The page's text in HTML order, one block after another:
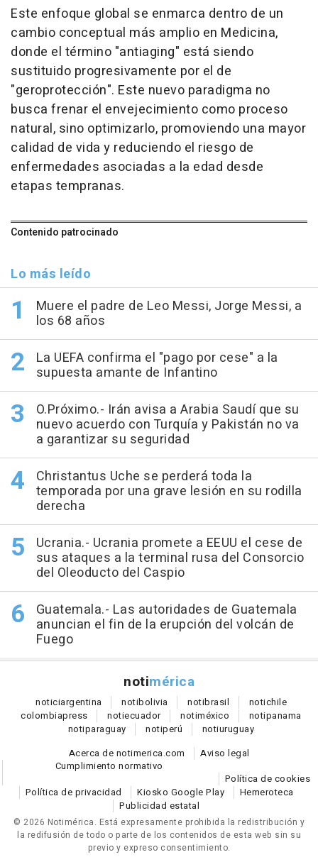
Este enfoque global se enmarca dentro de un
cambio conceptual más amplio en Medicina,
donde el término "antiaging" está siendo
sustituido progresivamente por el de
"geroprotección". Este nuevo paradigma no
busca frenar el envejecimiento como proceso
natural, sino optimizarlo, promoviendo una mayor
calidad de vida y reduciendo el riesgo de
enfermedades asociadas a la edad desde
etapas tempranas.
Contenido patrocinado
Lo más leído
Muere el padre de Leo Messi, Jorge Messi, a
los 68 años
La UEFA confirma el "pago por cese" a la
supuesta amante de Infantino
O.Próximo.- Irán avisa a Arabia Saudí que su
nuevo acuerdo con Turquía y Pakistán no va
a garantizar su seguridad
Christantus Uche se perderá toda la
temporada por una grave lesión en su rodilla
derecha
Ucrania.- Ucrania promete a EEUU el cese de
sus ataques a la terminal rusa del Consorcio
del Oleoducto del Caspio
Guatemala.- Las autoridades de Guatemala
anuncian el fin de la erupción del volcán de
Fuego
notimérica
noticiargentina notibolivia notibrasil notichile
colombiapress notiecuador notiméxico notipanama
notiparaguay notiperú notiuruguay
Acerca de notimerica.com
Aviso legal
Cumplimiento normativo
Política de cookies
Política de privacidad
Kiosko Google Play
Hemeroteca
Publicidad estatal
© 2026 Notimérica. Está expresamente prohibida la redistribución y
la redifusión de todo o parte de los contenidos de esta web sin su
previo y expreso consentimiento.